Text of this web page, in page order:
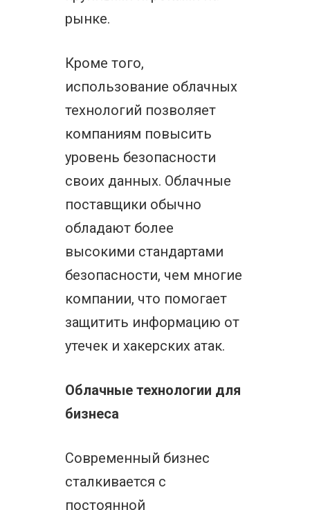
рынке.
Кроме того,
использование облачных
технологий позволяет
компаниям повысить
уровень безопасности
своих данных. Облачные
поставщики обычно
обладают более
высокими стандартами
безопасности, чем многие
компании, что помогает
защитить информацию от
утечек и хакерских атак.
Облачные технологии для
бизнеса
Современный бизнес
сталкивается с
постоянной